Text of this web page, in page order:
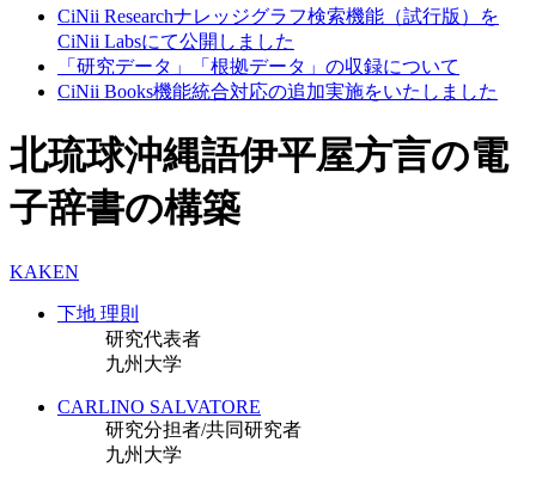
CiNii Researchナレッジグラフ検索機能（試行版）を
CiNii Labsにて公開しました
「研究データ」「根拠データ」の収録について
CiNii Books機能統合対応の追加実施をいたしました
北琉球沖縄語伊平屋方言の電
子辞書の構築
KAKEN
下地 理則
研究代表者
九州大学
CARLINO SALVATORE
研究分担者/共同研究者
九州大学